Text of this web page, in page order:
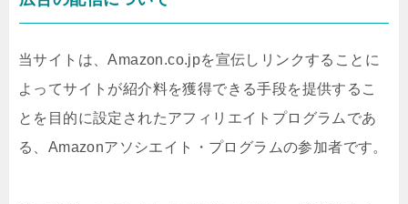
当サイトは、Amazon.co.jpを宣伝しリンクすることに
よってサイトが紹介料を獲得できる手段を提供するこ
とを目的に設定されたアフィリエイトプログラムであ
る、Amazonアソシエイト・プログラムの参加者です。